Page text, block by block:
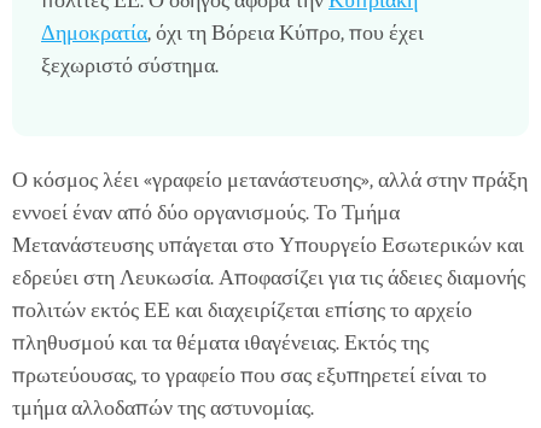
Δημοκρατία, όχι τη Βόρεια Κύπρο, που έχει
ξεχωριστό σύστημα.
Ο κόσμος λέει «γραφείο μετανάστευσης», αλλά στην πράξη
εννοεί έναν από δύο οργανισμούς. Το Τμήμα
Μετανάστευσης υπάγεται στο Υπουργείο Εσωτερικών και
εδρεύει στη Λευκωσία. Αποφασίζει για τις άδειες διαμονής
πολιτών εκτός ΕΕ και διαχειρίζεται επίσης το αρχείο
πληθυσμού και τα θέματα ιθαγένειας. Εκτός της
πρωτεύουσας, το γραφείο που σας εξυπηρετεί είναι το
τμήμα αλλοδαπών της αστυνομίας.